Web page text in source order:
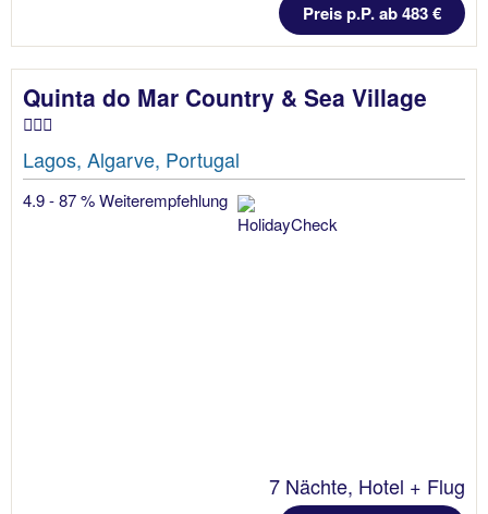
Preis p.P. ab 483 €
Quinta do Mar Country & Sea Village
Lagos, Algarve, Portugal
4.9 - 87 % Weiterempfehlung
7 Nächte, Hotel + Flug